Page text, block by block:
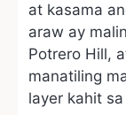
at kasama
araw ay
Potrero Hill,
manatiling
layer kahit